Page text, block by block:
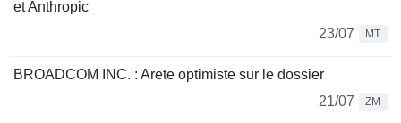
et Anthropic
23/07
MT
BROADCOM INC. : Arete optimiste sur le dossier
21/07
ZM